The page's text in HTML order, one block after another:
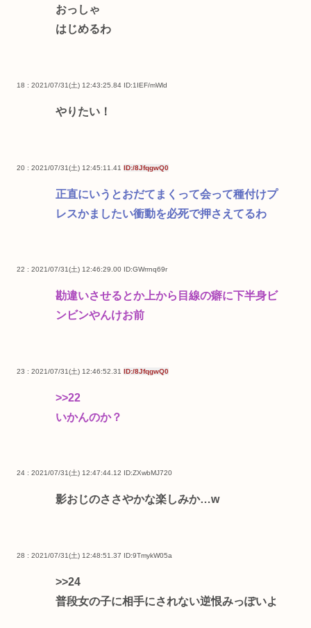
おっしゃ
はじめるわ
18 : 2021/07/31(土) 12:43:25.84 ID:1IEF/mWld
やりたい！
20 : 2021/07/31(土) 12:45:11.41 ID:/8JfqgwQ0
正直にいうとおだてまくって会って種付けプ
レスかましたい衝動を必死で押さえてるわ
22 : 2021/07/31(土) 12:46:29.00 ID:GWrrnq69r
勘違いさせるとか上から目線の癖に下半身ビ
ンビンやんけお前
23 : 2021/07/31(土) 12:46:52.31 ID:/8JfqgwQ0
>>22
いかんのか？
24 : 2021/07/31(土) 12:47:44.12 ID:ZXwbMJ720
影おじのささやかな楽しみか…w
28 : 2021/07/31(土) 12:48:51.37 ID:9TmykW05a
>>24
普段女の子に相手にされない逆恨みっぽいよ